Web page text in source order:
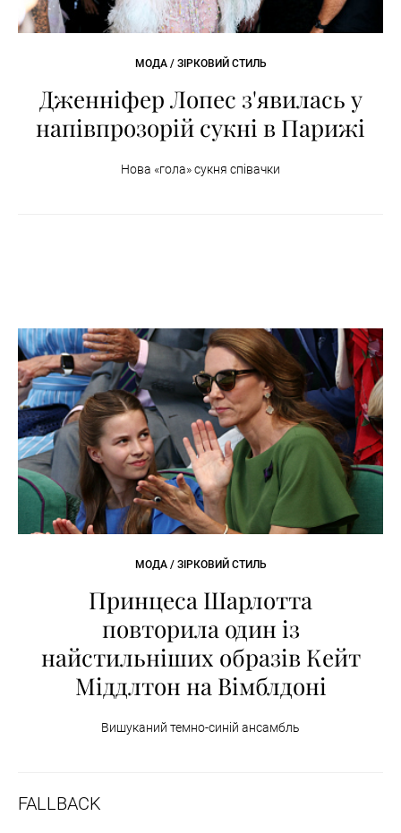
МОДА / ЗІРКОВИЙ СТИЛЬ
Дженніфер Лопес з'явилась у
напівпрозорій сукні в Парижі
Нова «гола» сукня співачки
МОДА / ЗІРКОВИЙ СТИЛЬ
Принцеса Шарлотта
повторила один із
найстильніших образів Кейт
Міддлтон на Вімблдоні
Вишуканий темно-синій ансамбль
FALLBACK